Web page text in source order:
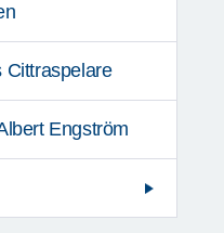
Cittraspelare
Engström